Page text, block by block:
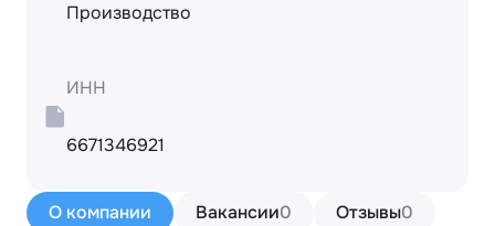
О компании Вакансии0 Отзывы0
Производство
ИНН
6671346921